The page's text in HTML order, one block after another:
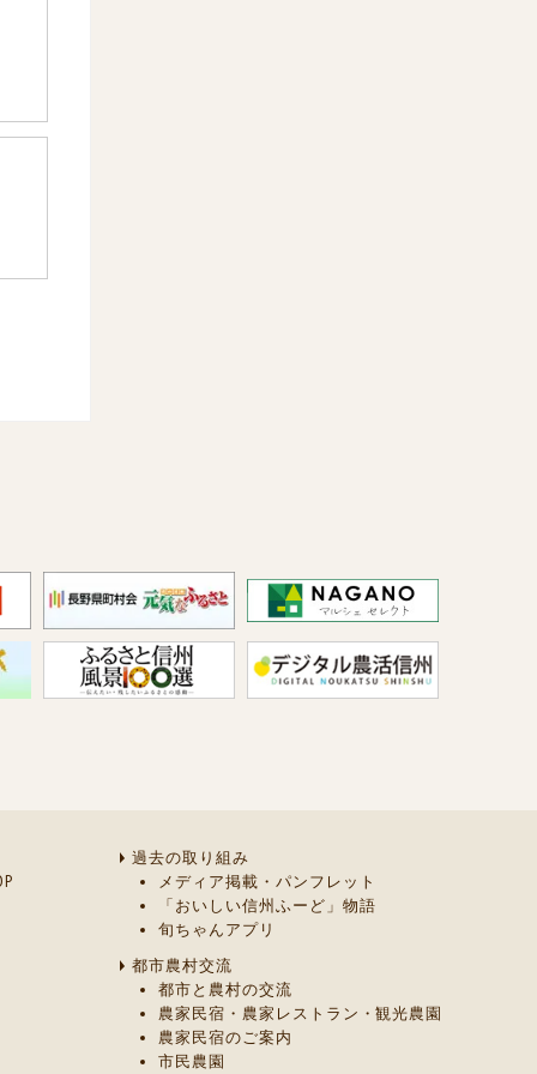
過去の取り組み
メディア掲載・パンフレット
「おいしい信州ふーど」物語
旬ちゃんアプリ
都市農村交流
都市と農村の交流
農家民宿・農家レストラン・観光農園
農家民宿のご案内
市民農園